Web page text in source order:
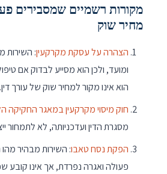
מקורות רשמיים שמסבירים
מחיר שוק
הצהרה על עסקת מקרקעין: השירות
ומועד, ולכן הוא מסייע לבדוק אם
הוא אינו מקור למחיר שוק של עורך דין.
חוק מיסוי מקרקעין במאגר החקיקה
מסגרת הדין ועדכניותה, לא לתמחור
הפקת נסח טאבו: השירות מבהיר
פעולה ואגרה נפרדת, אך אינו קובע